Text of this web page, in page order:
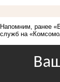
Напомним, ранее
служб на